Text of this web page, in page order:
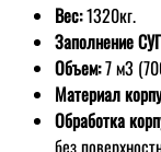
Вес:1320кг.
Заполнение
Объем:7 м3
Материал
Обработка
без